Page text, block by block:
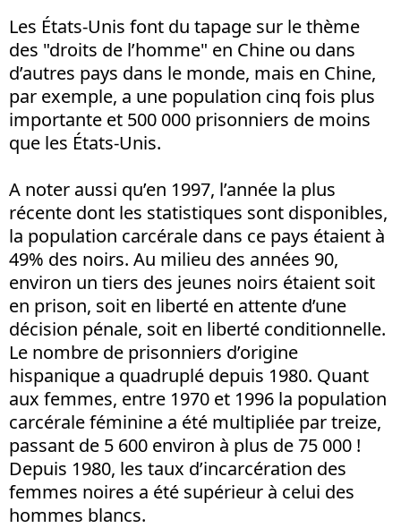
Les États-Unis font du tapage sur le thème
des "droits de l’homme" en Chine ou dans
d’autres pays dans le monde, mais en Chine,
par exemple, a une population cinq fois plus
importante et 500 000 prisonniers de moins
que les États-Unis.
A noter aussi qu’en 1997, l’année la plus
récente dont les statistiques sont disponibles,
la population carcérale dans ce pays étaient à
49% des noirs. Au milieu des années 90,
environ un tiers des jeunes noirs étaient soit
en prison, soit en liberté en attente d’une
décision pénale, soit en liberté conditionnelle.
Le nombre de prisonniers d’origine
hispanique a quadruplé depuis 1980. Quant
aux femmes, entre 1970 et 1996 la population
carcérale féminine a été multipliée par treize,
passant de 5 600 environ à plus de 75 000 !
Depuis 1980, les taux d’incarcération des
femmes noires a été supérieur à celui des
hommes blancs.